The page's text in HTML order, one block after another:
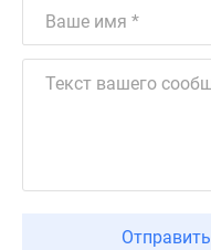
Отправить